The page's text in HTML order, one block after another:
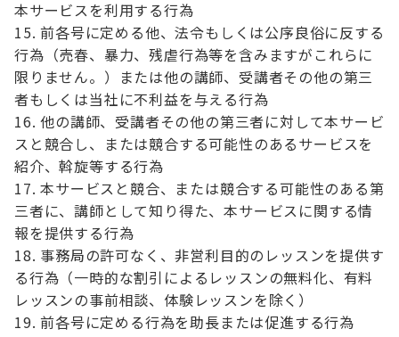
本サービスを利用する行為
前各号に定める他、法令もしくは公序良俗に反する
行為（売春、暴力、残虐行為等を含みますがこれらに
限りません。）または他の講師、受講者その他の第三
者もしくは当社に不利益を与える行為
他の講師、受講者その他の第三者に対して本サービ
スと競合し、または競合する可能性のあるサービスを
紹介、斡旋等する行為
本サービスと競合、または競合する可能性のある第
三者に、講師として知り得た、本サービスに関する情
報を提供する行為
事務局の許可なく、非営利目的のレッスンを提供す
る行為（一時的な割引によるレッスンの無料化、有料
レッスンの事前相談、体験レッスンを除く）
前各号に定める行為を助長または促進する行為